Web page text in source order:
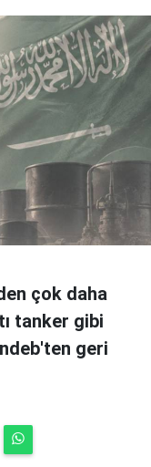
çok daha
tanker gibi
geri